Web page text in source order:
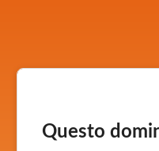
Questo